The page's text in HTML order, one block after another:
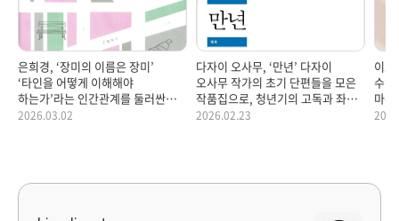
은희경, ‘장미의 이름은 장미’
‘타인을 어떻게 이해해야
하는가’라는 인간관계를 둘러싼
근원적 문제를 작가 특유의
2026.03.02
다자이 오사무, ‘만년’ 다자이
오사무 작가의 초기 단편들을 모은
작품집으로, 청년기의 고독과 좌절,
삶과 죽음에 대한 불안, 자기혐오와
2026.02.23
이호
수업
마
마주